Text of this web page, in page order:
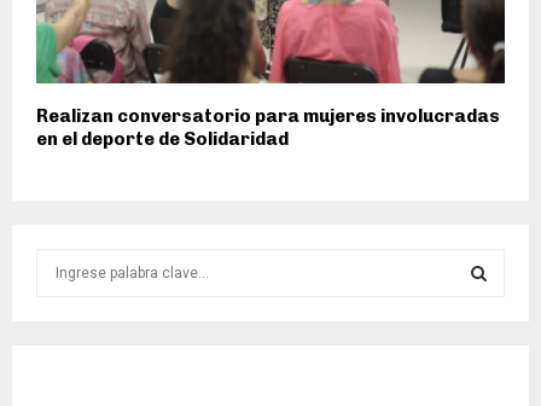
Realizan conversatorio para mujeres involucradas
en el deporte de Solidaridad